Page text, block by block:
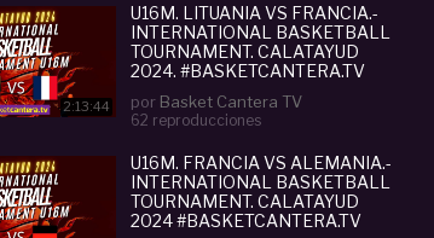
2:13:44
U16M. LITUANIA VS FRANCIA.-
INTERNATIONAL BASKETBALL
TOURNAMENT. CALATAYUD
2024. #BASKETCANTERA.TV
por Basket Cantera TV
62 reproducciones
U16M. FRANCIA VS ALEMANIA.-
INTERNATIONAL BASKETBALL
TOURNAMENT. CALATAYUD
2024 #BASKETCANTERA.TV